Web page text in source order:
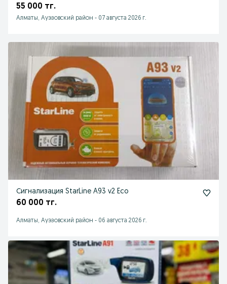
55 000 тг.
Алматы, Ауэзовский район - 07 августа 2026 г.
Сигнализация StarLine A93 v2 Eco
60 000 тг.
Алматы, Ауэзовский район - 06 августа 2026 г.